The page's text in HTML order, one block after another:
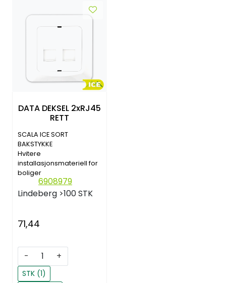
DATA DEKSEL 2xRJ45
RETT
SCALA ICE SORT
BAKSTYKKE
Hvitere
installasjonsmateriell for
boliger
6908979
Lindeberg >100 STK
71,44
- +
STK (1)